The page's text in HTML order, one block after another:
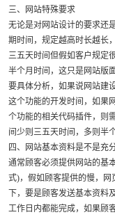
三、网站特殊要求
无论是对网站设计的要求还
期时间，规定越高时长越长
三五天时间但假如客户规定
半个月时间，这只是网站版
要具体分析，如果说网站建
这个功能的开发时间，如果
个功能的相关代码插件，则
间少则三五天时间，多则半
四、网站基本资料是不是充
通常顾客必须提供网站的基
式)，假如顾客提供的慢，
下，要是顾客发送基本资料
工作日内都能完成，如果顾